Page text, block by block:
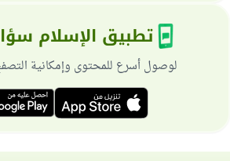
تطبيق الإسلام
لوصول أسرع للمحتوى وإمكانية